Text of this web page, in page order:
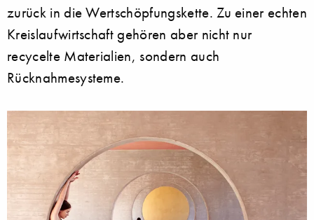
zurück in die Wertschöpfungskette. Zu einer echten
Kreislaufwirtschaft gehören aber nicht nur
recycelte Materialien, sondern auch
Rücknahmesysteme.